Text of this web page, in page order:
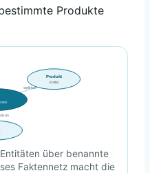
Produkte
stellt her
sitzt in
Produkt
Entität
über benannte
Faktennetz macht die